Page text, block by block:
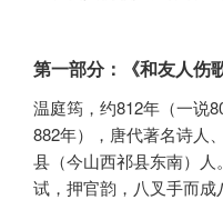
第一部分：《和友人伤
温庭筠，约812年（一说
882年），唐代著名诗人
县（今山西祁县东南）人
试，押官韵，八叉手而成